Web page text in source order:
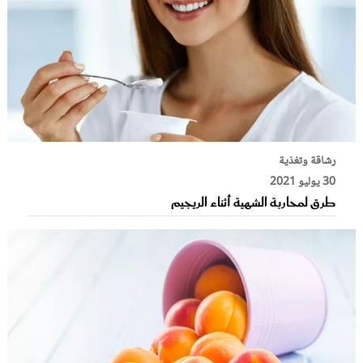
رشاقة وتغذية
30 يوليو 2021
طرق لمحاربة الشهية أثناء الريجيم